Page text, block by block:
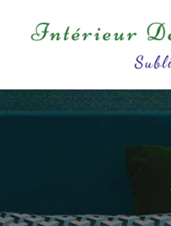
contenu